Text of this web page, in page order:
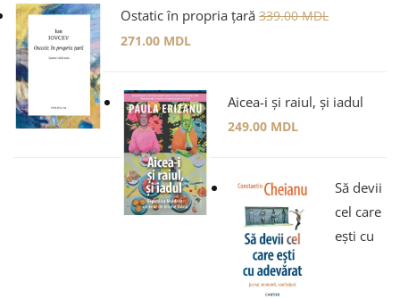
Ostatic în propria țară 339.00MDL
271.00 MDL
Aicea-i și raiul, și iadul
249.00 MDL
Să devii
cel care
ești cu